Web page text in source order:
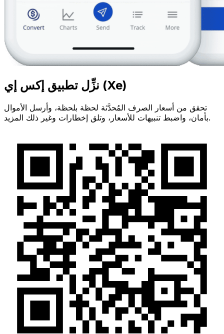
نزِّل تطبيق إكس إي (Xe)
تحقق من أسعار الصرف المُحدَّثة لحظة بلحظة، وأرسل الأموال
بأمان، واضبط تنبيهات للأسعار، وتلق إخطارات وغير ذلك المزيد.